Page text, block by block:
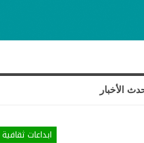
الأخبار
ابداعات ثقافية